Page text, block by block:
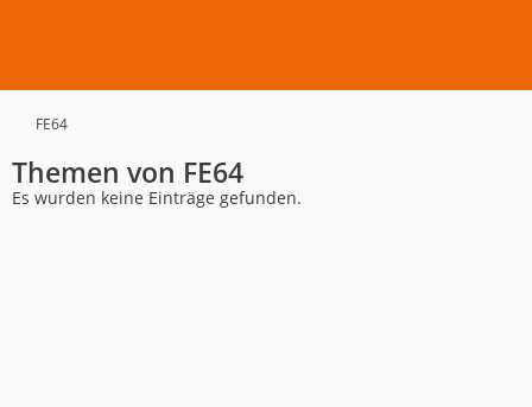
FE64
Themen von FE64
Es wurden keine Einträge gefunden.